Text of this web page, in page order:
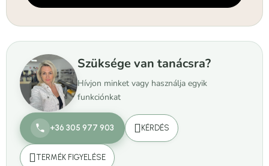
Szüksége van tanácsra?
Hívjon minket vagy használja egyik
funkciónkat
+36 305 977 903 KÉRDÉS
TERMÉK FIGYELÉSE